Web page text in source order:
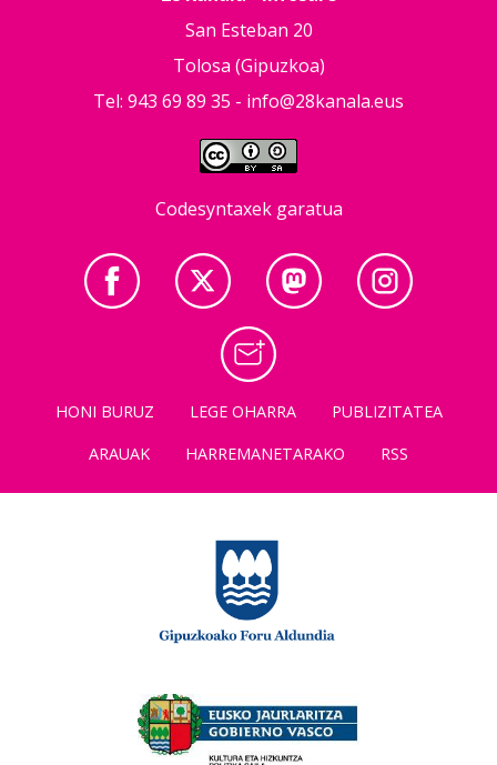
San Esteban 20
Tolosa (Gipuzkoa)
Tel: 943 69 89 35 - info@28kanala.eus
Codesyntaxek garatua
HONI BURUZ LEGE OHARRA
PUBLIZITATEA
ARAUAK
HARREMANETARAKO RSS